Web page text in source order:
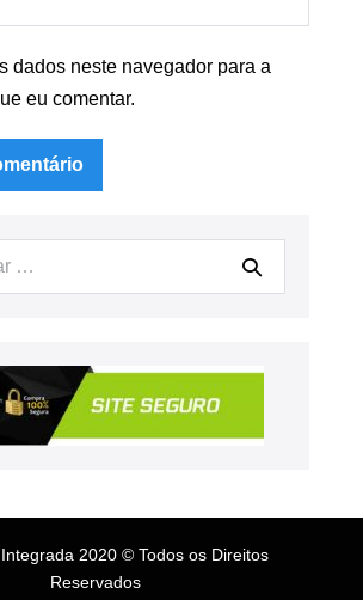
dados neste navegador para a
eu comentar.
2020 © Todos os Direitos
Reservados